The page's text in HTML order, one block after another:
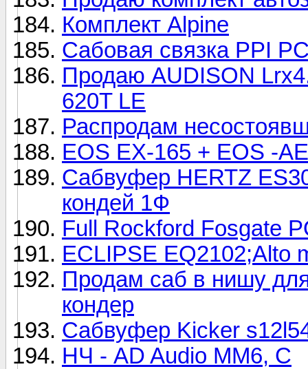
Комплект Alpine
Сабовая связка PPI
Продаю AUDISON
620T LE
Распродам
EOS EX-165 + EOS -
Сабвуфер HERTZ
кондей 1Ф
Full Rockford Fosgate
ECLIPSE EQ2102;Alto
Продам саб в нишу
кондер
Сабвуфер Kicker
НЧ - AD Audio MM6, С